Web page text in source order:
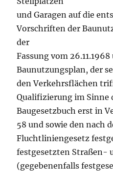
und Garagen auf die
Vorschriften der
der
Fassung vom
Baunutzungsplan, der
den Verkehrsflächen
Qualifizierung im Sinne
Baugesetzbuch erst in
58 und sowie den nach
Fluchtliniengesetz
festgesetzten Straßen-
(gegebenenfalls